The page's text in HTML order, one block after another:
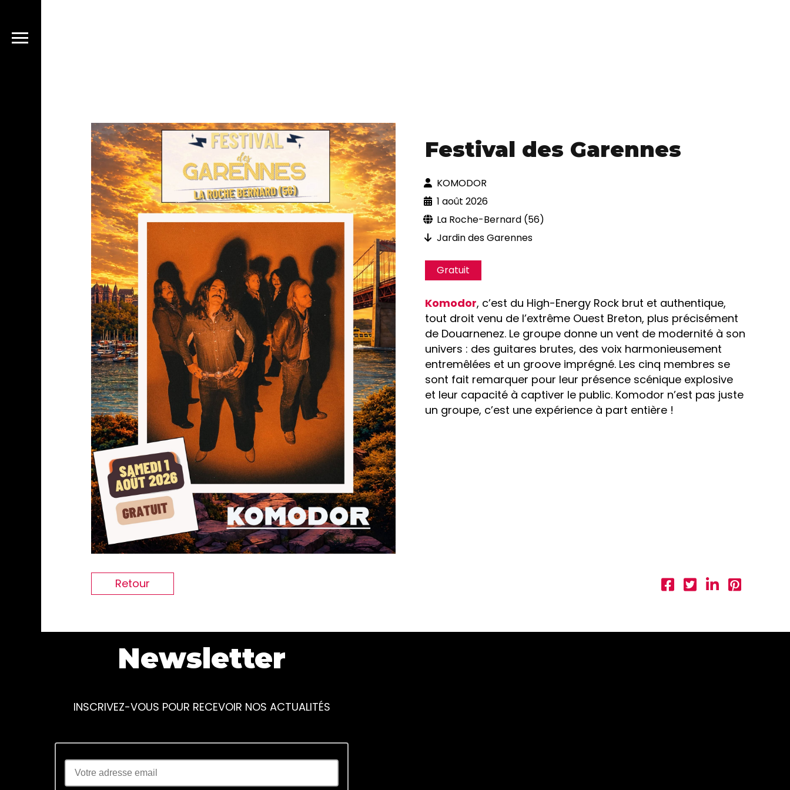
Festival des Garennes
KOMODOR
1 août 2026
La Roche-Bernard (56)
Jardin des Garennes
Gratuit
Komodor, c’est du High-Energy Rock brut et authentique,
tout droit venu de l’extrême Ouest Breton, plus précisément
de Douarnenez. Le groupe donne un vent de modernité à son
univers : des guitares brutes, des voix harmonieusement
entremêlées et un groove imprégné. Les cinq membres se
sont fait remarquer pour leur présence scénique explosive
et leur capacité à captiver le public. Komodor n’est pas juste
un groupe, c’est une expérience à part entière !
Retour
Newsletter
INSCRIVEZ-VOUS POUR RECEVOIR NOS ACTUALITÉS